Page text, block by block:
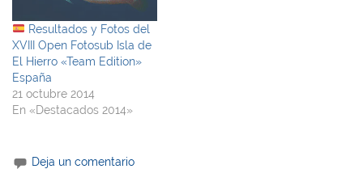
Resultados y Fotos del
XVIII Open Fotosub Isla de
El Hierro «Team Edition»
España
21 octubre 2014
En «Destacados 2014»
Deja un comentario